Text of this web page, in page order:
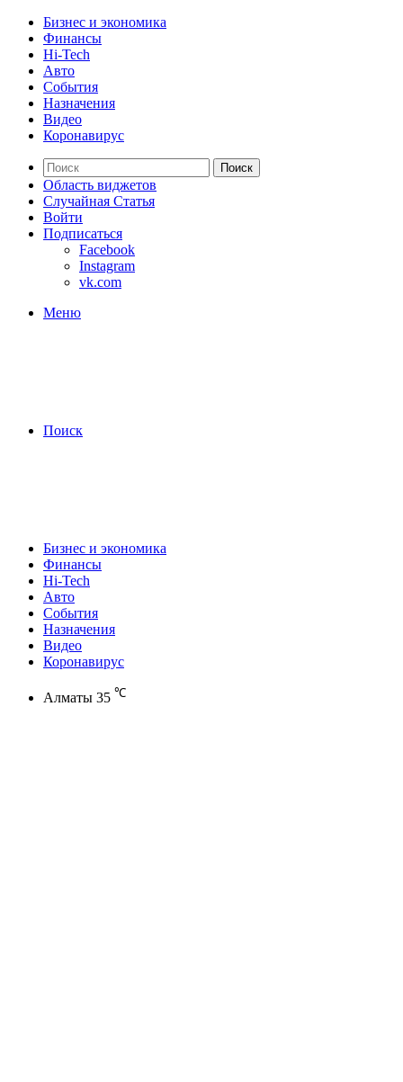
Бизнес и экономика
Финансы
Hi-Tech
Авто
События
Назначения
Видео
Коронавирус
Поиск
Область виджетов
Случайная Статья
Войти
Подписаться
Facebook
Instagram
vk.com
Меню
Поиск
Бизнес и экономика
Финансы
Hi-Tech
Авто
События
Назначения
Видео
Коронавирус
Алматы 35 ℃